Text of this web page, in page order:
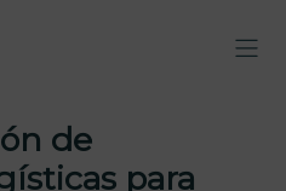
de
para